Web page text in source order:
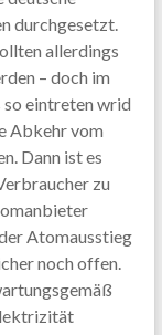
durchgesetzt.
allerdings
– doch im
so eintreten wrid
Abkehr vom
Dann ist es
zu
Atomausstieg
noch offen.